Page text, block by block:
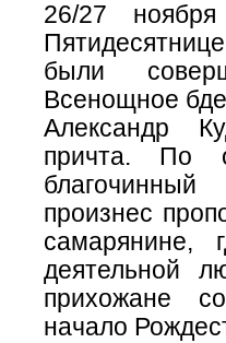
26/27
были
Всенощное
Александр
причта. По
благочинный
произнес
самарянине,
деятельной
прихожане
начало